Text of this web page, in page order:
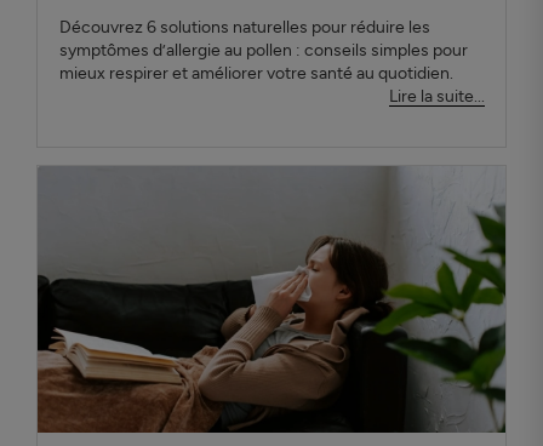
Découvrez 6 solutions naturelles pour réduire les
symptômes d’allergie au pollen : conseils simples pour
mieux respirer et améliorer votre santé au quotidien.
Lire la suite...